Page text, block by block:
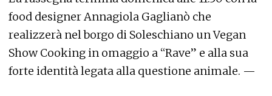
food designer Annagiola Gaglianò che
realizzerà nel borgo di Soleschiano un Vegan
Show Cooking in omaggio a “Rave” e alla sua
forte identità legata alla questione animale. —